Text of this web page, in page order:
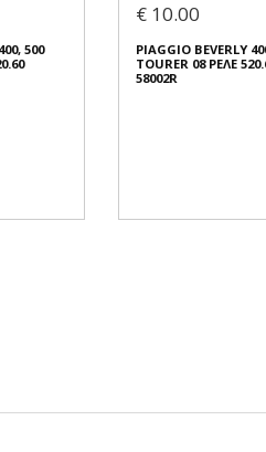
500
€ 10.00
PIAGGIO BEVERLY
TOURER 08 ΡΕΛΕ
58002R